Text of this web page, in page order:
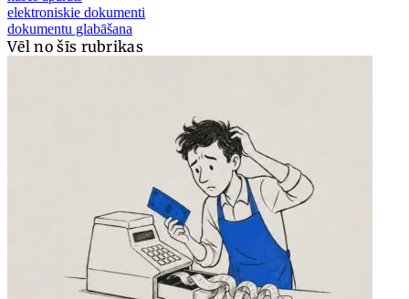
elektroniskie dokumenti
dokumentu glabāšana
Vēl no šīs rubrikas